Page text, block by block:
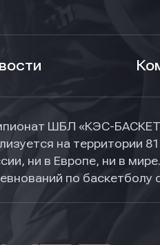
ШБЛ «КЭС-
на территории
ни в Европе, ни в
по